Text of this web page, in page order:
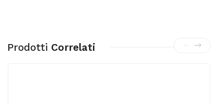
Prodotti Correlati